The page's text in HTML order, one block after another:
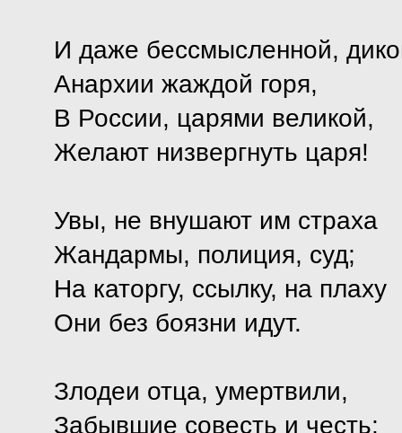
И даже бессмысленной,
Анархии жаждой горя,
В России, царями великой,
Желают низвергнуть царя!
Увы, не внушают им страха
Жандармы, полиция, суд;
На каторгу, ссылку, на плаху
Они без боязни идут.
Злодеи отца, умертвили,
Забывшие совесть и честь;